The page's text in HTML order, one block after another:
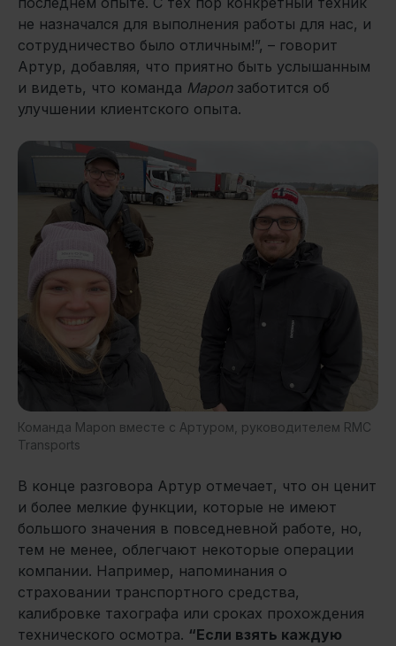
не назначался для выполнения работы для нас, и
сотрудничество было отличным!”, – говорит
Артур, добавляя, что приятно быть услышанным
и видеть, что команда Maponзаботится об
улучшении клиентского опыта.
Команда Mapon вместе с Артуром, руководителем RMC
Transports
В конце разговора Артур отмечает, что он ценит
и более мелкие функции, которые не имеют
большого значения в повседневной работе, но,
тем не менее, облегчают некоторые операции
компании. Например, напоминания о
страховании транспортного средства,
калибровке тахографа или сроках прохождения
технического осмотра. “Если взять каждую